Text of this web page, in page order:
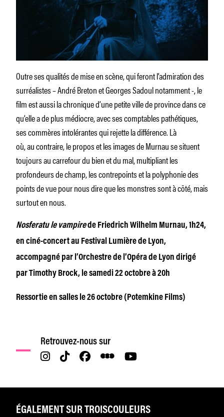
Outre ses qualités de mise en scène, qui feront l’admiration des
surréalistes – André Breton et Georges Sadoul notamment -, le
film est aussi la chronique d’une petite ville de province dans ce
qu’elle a de plus médiocre, avec ses comptables pathétiques,
ses commères intolérantes qui rejette la différence. Là
où, au contraire, le propos et les images de Murnau se situent
toujours au carrefour du bien et du mal, multipliant les
profondeurs de champ, les contrepoints et la polyphonie des
points de vue pour nous dire que les monstres sont à côté, mais
surtout en nous.
Nosferatu le vampirede Friedrich Wilhelm Murnau, 1h24,
en ciné-concert au Festival Lumière de Lyon,
accompagné par l’Orchestre de l’Opéra de Lyon dirigé
par Timothy Brock, le samedi 22 octobre à 20h
Ressortie en salles le 26 octobre (Potemkine Films)
Retrouvez-nous sur
ÉGALEMENT SUR TROISCOULEURS